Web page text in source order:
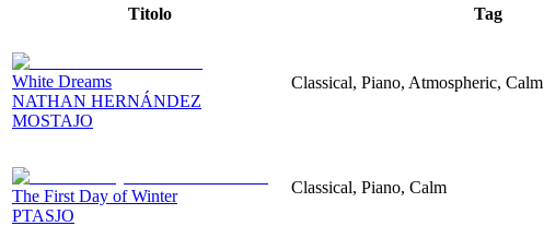
Titolo Tag
White Dreams
NATHAN HERNÁNDEZ
MOSTAJO
Classical, Piano, Atmospheric, Calm
The First Day of Winter
PTASJO
Classical, Piano, Calm